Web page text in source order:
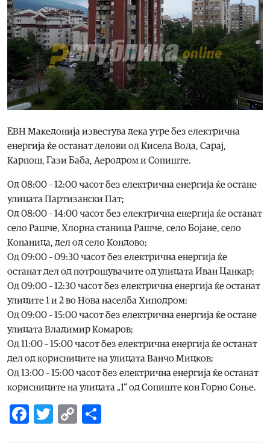
ЕВН Македонија известува дека утре без електрична
енергија ќе останат делови од Кисела Вода, Сарај,
Карпош, Гази Баба, Аеродром и Сопиште.
Од 08:00 – 12:00 часот без електрична енергија ќе остане
улицата Партизански Пат;
Од 08:00 – 14:00 часот без електрична енергија ќе останат
село Рашче, Хлорна станица Рашче, село Бојане, село
Копаница, дел од село Кондово;
Од 09:00 – 09:30 часот без електрична енергија ќе
останат дел од потрошувачите од улицата Иван Цанкар;
Од 09:00 – 12:30 часот без електрична енергија ќе останат
улиците 1 и 2 во Нова населба Хиподром;
Од 09:00 – 15:00 часот без електрична енергија ќе остане
улицата Владимир Комаров;
Од 11:00 – 15:00 часот без електрична енергија ќе останат
дел од корисниците на улицата Ванчо Мицков;
Од 13:00 – 15:00 часот без електрична енергија ќе останат
корисниците на улицата „1“ од Сопиште кон Горно Соње.
Facebook
Twitter
Copy